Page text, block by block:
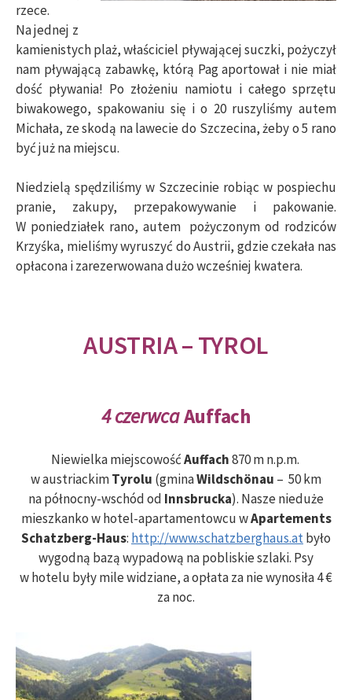
rzece.
Na jednej z
kamienistych plaż, właściciel pływającej suczki, pożyczył
nam pływającą zabawkę, którą Pag aportował i nie miał
dość pływania! Po złożeniu namiotu i całego sprzętu
biwakowego, spakowaniu się i o 20 ruszyliśmy autem
Michała, ze skodą na lawecie do Szczecina, żeby o 5 rano
być już na miejscu.
Niedzielą spędziliśmy w Szczecinie robiąc w pospiechu
pranie, zakupy, przepakowywanie i pakowanie.
W poniedziałek rano, autem pożyczonym od rodziców
Krzyśka, mieliśmy wyruszyć do Austrii, gdzie czekała nas
opłacona i zarezerwowana dużo wcześniej kwatera.
AUSTRIA – TYROL
4 czerwcaAuffach
Niewielka miejscowośćAuffach870 m n.p.m.
w austriackimTyrolu (gminaWildschönau – 50 km
na północny-wschód od Innsbrucka). Nasze nieduże
mieszkanko w hotel-apartamentowcu wApartements
Schatzberg-Haus: http://www.schatzberghaus.atbyło
wygodną bazą wypadową na pobliskie szlaki. Psy
w hotelu były mile widziane, a opłata za nie wynosiła 4 €
za noc.